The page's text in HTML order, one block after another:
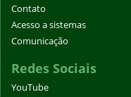
Contato
Acesso a sistemas
Comunicação
Redes Sociais
YouTube